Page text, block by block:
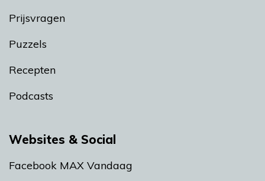
Prijsvragen
Puzzels
Recepten
Podcasts
Websites & Social
Facebook MAX Vandaag